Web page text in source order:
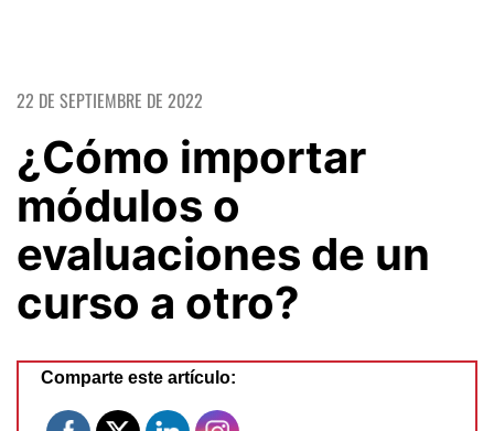
22 DE SEPTIEMBRE DE 2022
¿Cómo importar
módulos o
evaluaciones de un
curso a otro?
Comparte este artículo: